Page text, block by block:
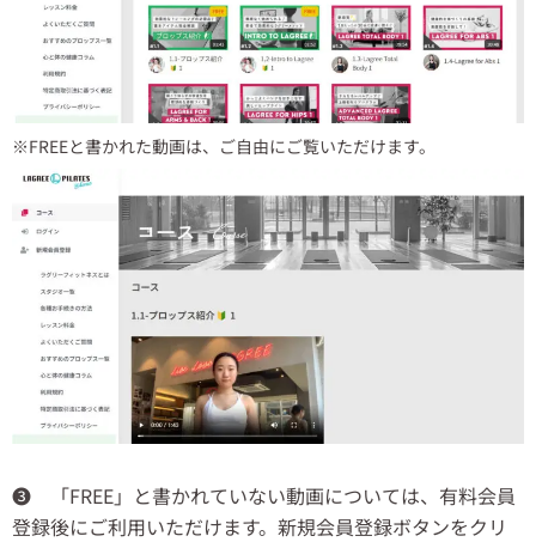
※FREEと書かれた動画は、ご自由にご覧いただけます。
❸ 「FREE」と書かれていない動画については、有料会員
登録後にご利用いただけます。新規会員登録ボタンをクリ